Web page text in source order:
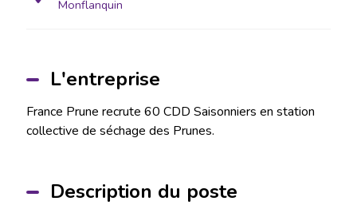
Monflanquin
L'entreprise
France Prune recrute 60 CDD Saisonniers en station
collective de séchage des Prunes.
Description du poste